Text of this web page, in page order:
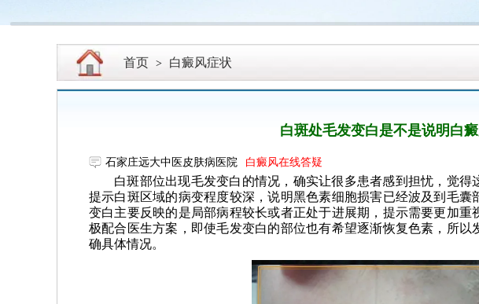
首页 > 白癜风症状
白斑处毛发变白是不是说明白
石家庄远大中医皮肤病医院 白癜风在线答疑
白斑部位出现毛发变白的情况，确实让很多患者感到担忧，觉
提示白斑区域的病变程度较深，说明黑色素细胞损害已经波及到毛
变白主要反映的是局部病程较长或者正处于进展期，提示需要更加
极配合医生方案，即使毛发变白的部位也有希望逐渐恢复色素，所
确具体情况。